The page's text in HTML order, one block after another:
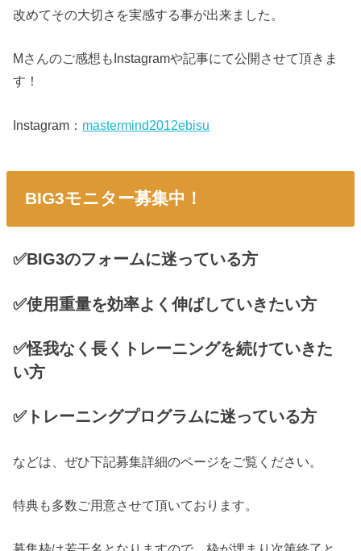
改めてその大切さを実感する事が出来ました。
Mさんのご感想もInstagramや記事にて公開させて頂きま
す！
Instagram： mastermind2012ebisu
BIG3モニター募集中！
✅BIG3のフォームに迷っている方
✅使用重量を効率よく伸ばしていきたい方
✅怪我なく長くトレーニングを続けていきた
い方
✅トレーニングプログラムに迷っている方
などは、ぜひ下記募集詳細のページをご覧ください。
特典も多数ご用意させて頂いております。